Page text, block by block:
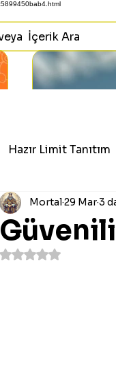
Hazır Limit Tanıtım
Mortal29 Mar3
5 üzerinden NaN